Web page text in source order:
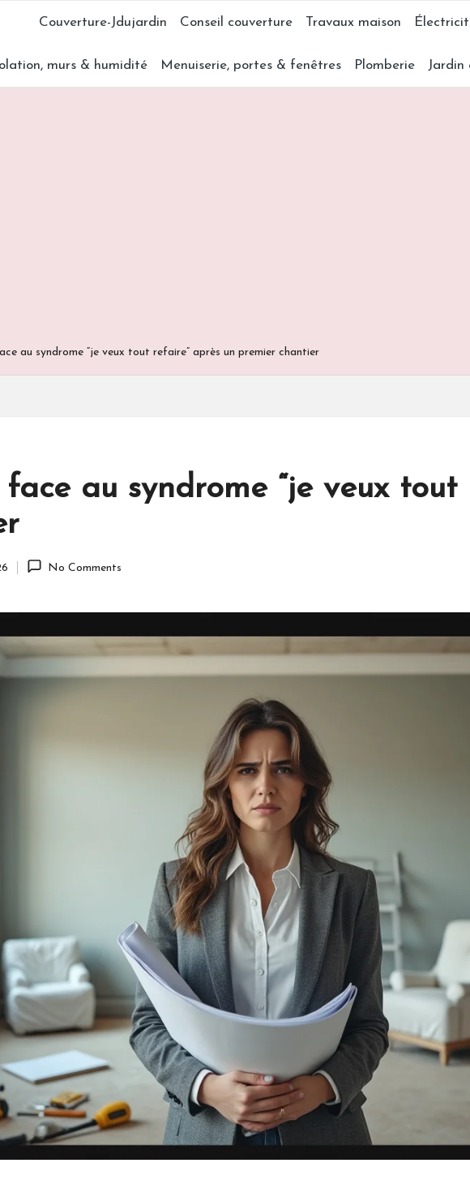
Couverture-Jdujardin Conseil couverture Travaux maison
murs & humidité Menuiserie, portes & fenêtres Plomberie Jardin
au syndrome “je veux tout refaire” après un premier chantier
au syndrome “je veux tout
No Comments